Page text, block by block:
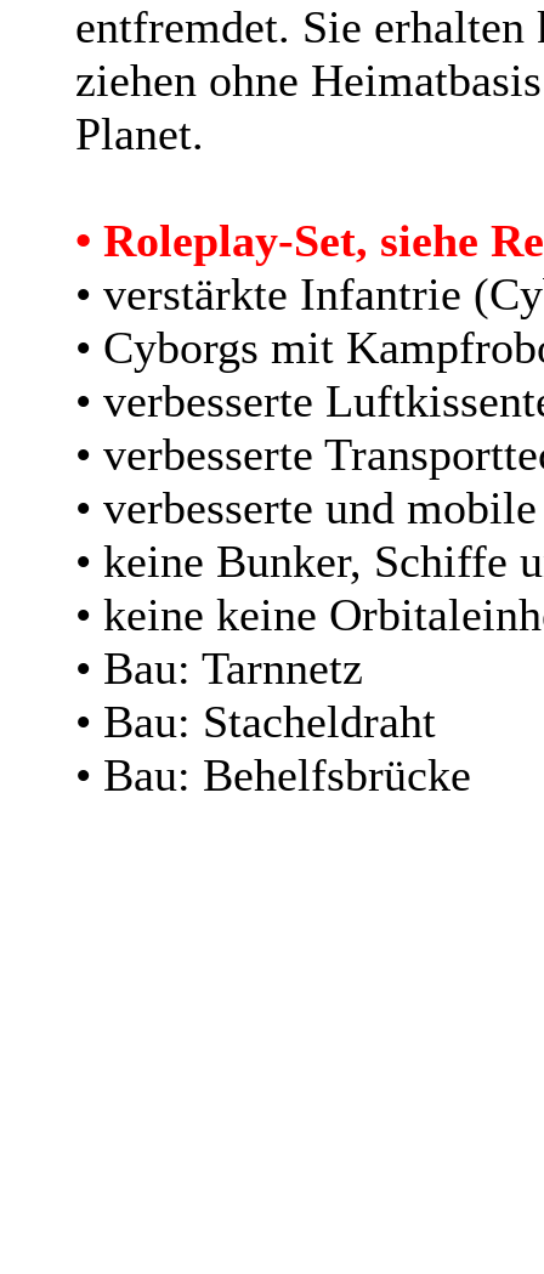
entfremdet. Sie
ziehen ohne
Planet.
• Roleplay-Set, siehe
• verstärkte Infantrie
• Cyborgs mit
• verbesserte
• verbesserte
• verbesserte und
• keine Bunker, Schiffe
• keine keine
• Bau: Tarnnetz
• Bau: Stacheldraht
• Bau: Behelfsbrücke